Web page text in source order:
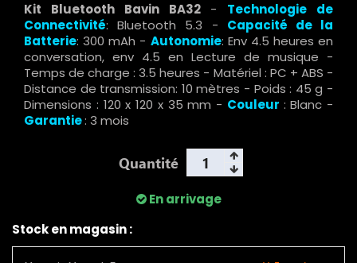
Kit Bluetooth Bavin BA32 - Technologie de
Connectivité: Bluetooth 5.3 - Capacité de la
Batterie: 300 mAh - Autonomie: Env 4.5 heures en
conversation, env 4.5 en Lecture de musique -
Temps de charge : 3.5 heures - Matériel : PC + ABS -
Distance de transmission: 10 mètres - Poids : 45 g -
Dimensions : 120 x 120 x 35 mm - Couleur : Blanc -
Garantie: 3 mois
Quantité
En arrivage
Stock en magasin :